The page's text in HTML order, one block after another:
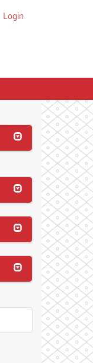
Login